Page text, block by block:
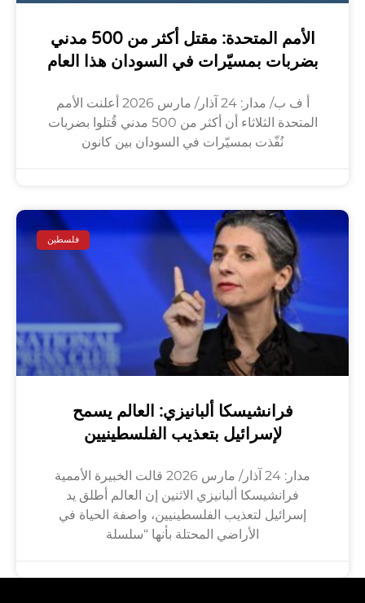
الأمم المتحدة: مقتل أكثر من 500 مدني
بضربات بمسيّرات في السودان هذا العام
أ ف ب/ مدار: 24 آذار/ مارس 2026 أعلنت الأمم
المتحدة الثلاثاء أن أكثر من 500 مدني قُتلوا بضربات
نُفّذت بمسيّرات في السودان بين كانون
فلسطين
فرانشيسكا ألبانيزي: العالم يسمح
لإسرائيل بتعذيب الفلسطينيين
مدار: 24 آذار/ مارس 2026 قالت الخبيرة الأممية
فرانشيسكا ألبانيزي الاثنين إن العالم أطلق يد
إسرائيل لتعذيب الفلسطينيين، واصفة الحياة في
الأراضي المحتلة بأنها “سلسلة